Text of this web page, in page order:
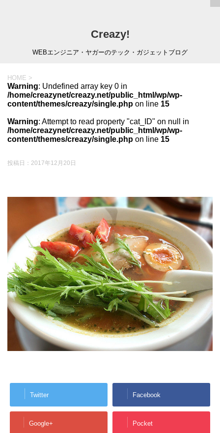
Creazy!
WEBエンジニア・ヤガーのテック・ガジェットブログ
HOME >
Warning: Undefined array key 0 in
/home/creazynet/creazy.net/public_html/wp/wp-
content/themes/creazy/single.php on line 15
Warning: Attempt to read property "cat_ID" on null in
/home/creazynet/creazy.net/public_html/wp/wp-
content/themes/creazy/single.php on line 15
投稿日： 2017年12月20日
Twitter Facebook
Google+ Pocket